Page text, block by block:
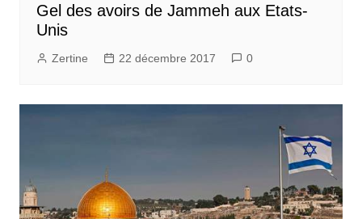
Gel des avoirs de Jammeh aux Etats-
Unis
Zertine 22 décembre 2017 0